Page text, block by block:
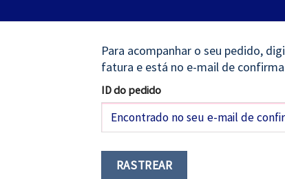
Para acompanhar o seu pedido,
fatura e está no e-mail de
ID do pedido
RASTREAR